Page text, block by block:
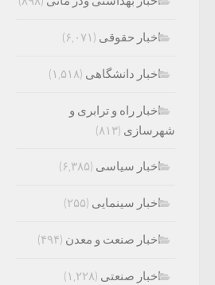
اخبار حقوقی (۶,۰۷۱)
اخبار دانشگاهی (۱,۵۱۸)
اخبار راه و ترابری و
شهرسازی (۸۱۳)
اخبار سیاسی (۶,۳۸۵)
اخبار سینمایی (۲۵۵)
اخبار صنعت و معدن (۴۹۴)
اخبار صنعتی (۱,۲۲۸)